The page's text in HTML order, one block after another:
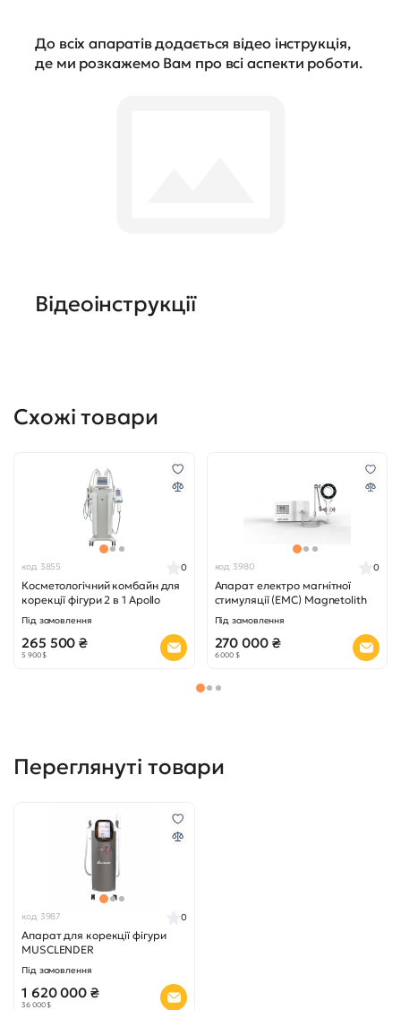
До всіх апаратів додається відео інструкція,
де ми розкажемо Вам про всі аспекти роботи.
Відеоінструкції
Схожі товари
код 3855
Косметологічний комбайн для
корекції фігури 2 в 1 Apollo
0
Під замовлення
265 500 ₴
5 900 $
код 3980
Апарат електро магнітної
стимуляції (ЕМС) Magnetolith
0
Під замовлення
270 000 ₴
6 000 $
Переглянуті товари
код 3987
Апарат для корекції фігури
MUSCLENDER
0
Під замовлення
1 620 000 ₴
36 000 $